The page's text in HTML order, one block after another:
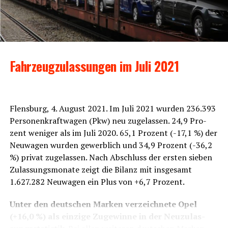
Fahr­zeug­zu­las­sun­gen im Juli 2021
Flens­burg, 4. August 2021. Im Juli 2021 wur­den 236.393
Per­so­nen­kraft­wa­gen (Pkw) neu zuge­las­sen. 24,9 Pro­
zent weni­ger als im Juli 2020. 65,1 Pro­zent (-17,1 %) der
Neu­wa­gen wur­den gewerb­lich und 34,9 Pro­zent (-36,2
%) pri­vat zuge­las­sen. Nach Abschluss der ers­ten sie­ben
Zulas­sungs­mo­na­te zeigt die Bilanz mit ins­ge­samt
1.627.282 Neu­wa­gen ein Plus von +6,7 Prozent.
Unter den deut­schen Mar­ken ver­zeich­ne­te Opel